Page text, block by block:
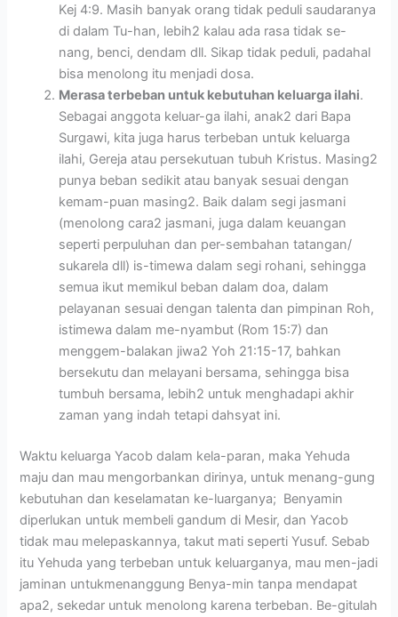
Kej 4:9. Masih banyak orang tidak peduli saudaranya
di dalam Tu-han, lebih2 kalau ada rasa tidak se-
nang, benci, dendam dll. Sikap tidak peduli, padahal
bisa menolong itu menjadi dosa.
Merasa terbeban untuk kebutuhan keluarga ilahi.
Sebagai anggota keluar-ga ilahi, anak2 dari Bapa
Surgawi, kita juga harus terbeban untuk keluarga
ilahi, Gereja atau persekutuan tubuh Kristus. Masing2
punya beban sedikit atau banyak sesuai dengan
kemam-puan masing2. Baik dalam segi jasmani
(menolong cara2 jasmani, juga dalam keuangan
seperti perpuluhan dan per-sembahan tatangan/
sukarela dll) is-timewa dalam segi rohani, sehingga
semua ikut memikul beban dalam doa, dalam
pelayanan sesuai dengan talenta dan pimpinan Roh,
istimewa dalam me-nyambut (Rom 15:7) dan
menggem-balakan jiwa2 Yoh 21:15-17, bahkan
bersekutu dan melayani bersama, sehingga bisa
tumbuh bersama, lebih2 untuk menghadapi akhir
zaman yang indah tetapi dahsyat ini.
Waktu keluarga Yacob dalam kela-paran, maka Yehuda
maju dan mau mengorbankan dirinya, untuk menang-gung
kebutuhan dan keselamatan ke-luarganya; Benyamin
diperlukan untuk membeli gandum di Mesir, dan Yacob
tidak mau melepaskannya, takut mati seperti Yusuf. Sebab
itu Yehuda yang terbeban untuk keluarganya, mau men-jadi
jaminan untukmenanggung Benya-min tanpa mendapat
apa2, sekedar untuk menolong karena terbeban. Be-gitulah